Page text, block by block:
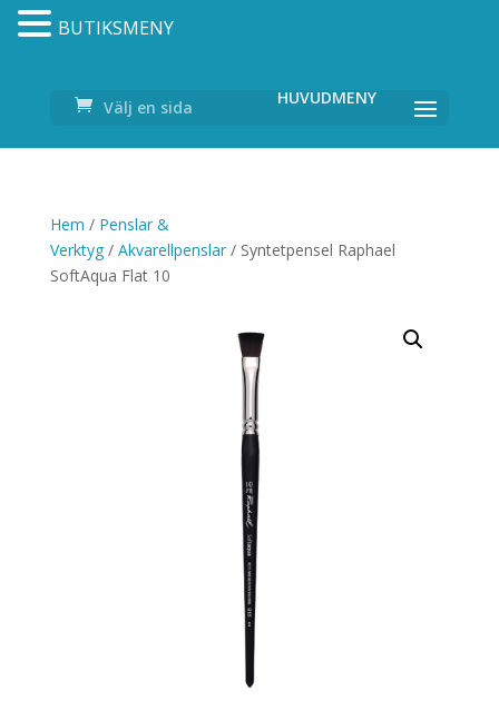
Välj en sida
Hem / Penslar &
Verktyg/ Akvarellpenslar/ Syntetpensel Raphael
SoftAqua Flat 10
BUTIKSMENY